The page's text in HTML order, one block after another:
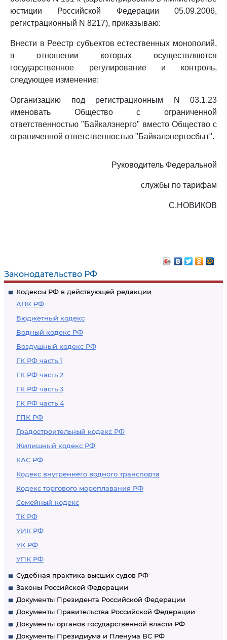
Законодательство РФ
Кодексы РФ в действующей редакции
АПК РФ
Бюджетный кодекс
Водный кодекс РФ
Воздушный кодекс РФ
ГК РФ часть 1
ГК РФ часть 2
ГК РФ часть 3
ГК РФ часть 4
ГПК РФ
Градостроительный кодекс РФ
Жилищный кодекс РФ
КАС РФ
Кодекс внутреннего водного транспорта
Кодекс торгового мореплавания РФ
Семейный кодекс
ТК РФ
УИК РФ
УК РФ
УПК РФ
Судебная практика высших судов РФ
Законы Российской Федерации
Документы Президента Российской Федерации
Документы Правительства Российской Федерации
Документы органов государственной власти РФ
Документы Президиума и Пленума ВС РФ
юстиции Российской Федерации 05.09.2006,
регистрационный N 8217), приказываю:
Внести в Реестр субъектов естественных монополий,
в отношении которых осуществляются
государственное регулирование и контроль,
следующее изменение:
Организацию под регистрационным N 03.1.23
именовать Общество с ограниченной
ответственностью "Байкалэнерго" вместо Общество с
ограниченной ответственностью "Байкалэнергосбыт".
Руководитель Федеральной
службы по тарифам
С.НОВИКОВ